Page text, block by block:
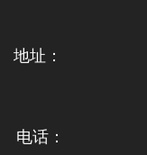
地址：
电话：